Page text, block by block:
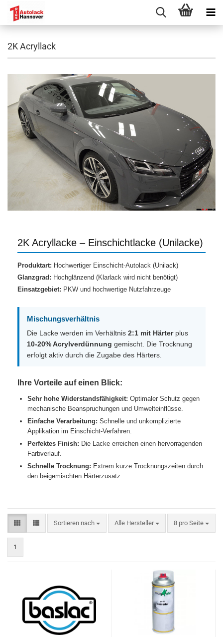
2K Acryllack
2K Acryllacke – Einschichtlacke (Unilacke)
Produktart: Hochwertiger Einschicht-Autolack (Unilack)
Glanzgrad: Hochglänzend (Klarlack wird nicht benötigt)
Einsatzgebiet: PKW und hochwertige Nutzfahrzeuge
Mischungsverhältnis
Die Lacke werden im Verhältnis 2:1 mit Härterplus
10-20% Acrylverdünnung gemischt. Die Trocknung
erfolgt aktiv durch die Zugabe des Härters.
Ihre Vorteile auf einen Blick:
Sehr hohe Widerstandsfähigkeit: Optimaler Schutz gegen
mechanische Beanspruchungen und Umwelteinflüsse.
Einfache Verarbeitung: Schnelle und unkomplizierte
Applikation im Einschicht-Verfahren.
Perfektes Finish: Die Lacke erreichen einen hervorragenden
Farbverlauf.
Schnelle Trocknung: Extrem kurze Trocknungszeiten durch
den beigemischten Härterzusatz.
Sortieren nach
Sortieren nach Alle Hersteller 8 pro Seite
pro Seite
1